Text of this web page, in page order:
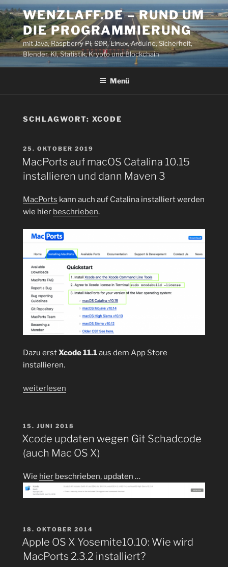
Zum
Inhalt
springen
WENZLAFF.DE – RUND UM
DIE PROGRAMMIERUNG
mit Java, Raspberry Pi, SDR, Linux, Arduino, Sicherheit,
Blender, KI, Statistik, Krypto und Blockchain
Menü
SCHLAGWORT: XCODE
VERÖFFENTLICHT
AM
25. OKTOBER 2019
MacPorts auf macOS Catalina 10.15
installieren und dann Maven 3
MacPorts kann auch auf Catalina installiert werden
wie hier beschrieben.
Dazu erstXcode 11.1aus dem App Store
installieren.
„MacPorts
Catalina
10.15
installieren
und
dann
Maven
3“
weiterlesen
VERÖFFENTLICHT
AM
15. JUNI 2018
Xcode updaten wegen Git Schadcode
(auch Mac OS X)
Wie hier beschrieben, updaten …
VERÖFFENTLICHT
AM
18. OKTOBER 2014
Apple OS X Yosemite10.10: Wie wird
MacPorts 2.3.2 installiert?